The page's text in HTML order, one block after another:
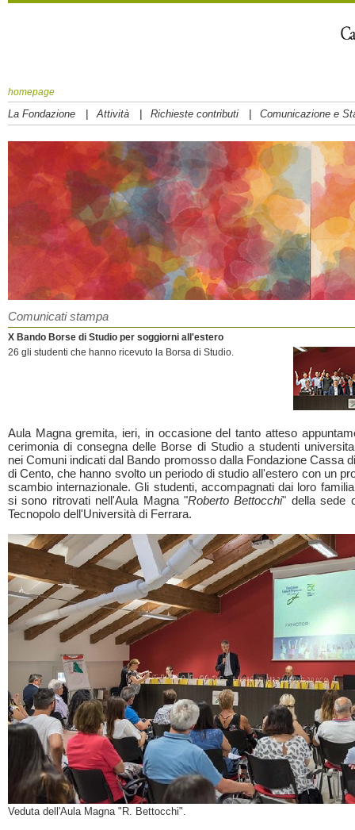
homepage
La Fondazione | Attività | Richieste contributi | Comunicazione e
Comunicati stampa
X Bando Borse di Studio per soggiorni all'estero
26 gli studenti che hanno ricevuto la Borsa di Studio.
Aula Magna gremita, ieri, in occasione del tanto atteso
cerimonia di consegna delle Borse di Studio a studenti
nei Comuni indicati dal Bando promosso dalla Fondazione Cassa
di Cento, che hanno svolto un periodo di studio all'estero con un
scambio internazionale. Gli studenti, accompagnati dai loro
si sono ritrovati nell'Aula Magna "Roberto Bettocchi" della sede
Tecnopolo dell'Università di Ferrara.
Veduta dell'Aula Magna "R. Bettocchi".